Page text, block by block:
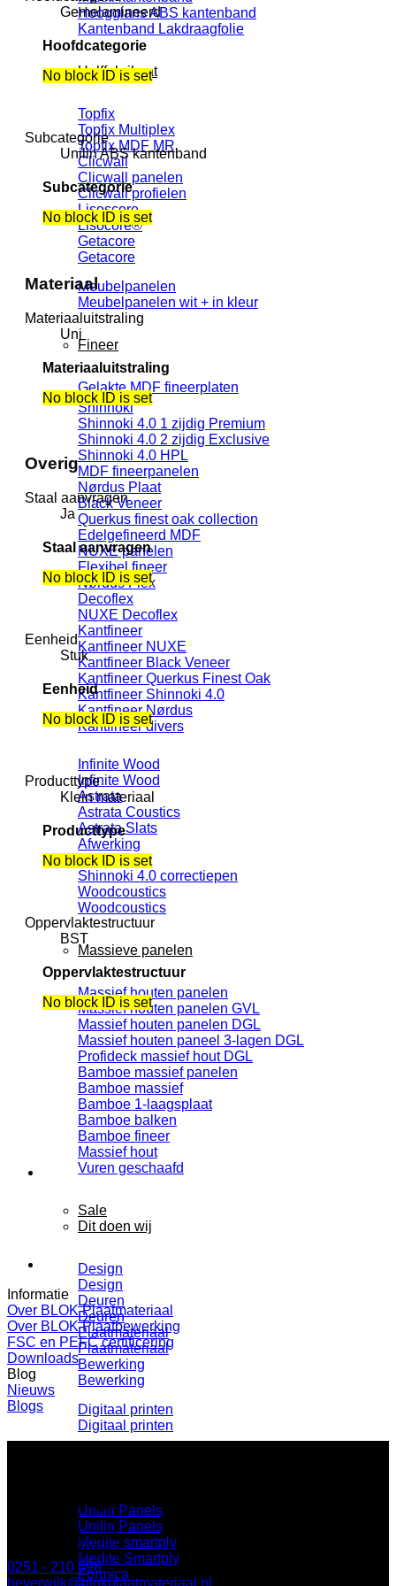
Hoogglans ABS kantenband
Kantenband Lakdraagfolie
Halffabrikaat
Topfix
Topfix Multiplex
Topfix MDF MR
Clicwall
Clicwall panelen
Clicwall profielen
Lisoscore
Lisocore®
Getacore
Getacore
Meubelpanelen
Meubelpanelen wit + in kleur
Fineer
Gelakte MDF fineerplaten
Shinnoki
Shinnoki 4.0 1 zijdig Premium
Shinnoki 4.0 2 zijdig Exclusive
Shinnoki 4.0 HPL
MDF fineerpanelen
Nørdus Plaat
Black Veneer
Querkus finest oak collection
Edelgefineerd MDF
NUXE panelen
Flexibel fineer
Nørdus Flex
Decoflex
NUXE Decoflex
Kantfineer
Kantfineer NUXE
Kantfineer Black Veneer
Kantfineer Querkus Finest Oak
Kantfineer Shinnoki 4.0
Kantfineer Nørdus
Kantfineer divers
Infinite Wood
Infinite Wood
Astrata
Astrata Coustics
Astrata Slats
Afwerking
Olie
Shinnoki 4.0 correctiepen
Woodcoustics
Woodcoustics
Massieve panelen
Massief houten panelen
Massief houten panelen GVL
Massief houten panelen DGL
Massief houten paneel 3-lagen DGL
Profideck massief hout DGL
Bamboe massief panelen
Bamboe massief
Bamboe 1-laagsplaat
Bamboe balken
Bamboe fineer
Massief hout
Vuren geschaafd
Sale
Dit doen wij
Design
Design
Deuren
Deuren
Plaatmateriaal
Plaatmateriaal
Bewerking
Bewerking
Digitaal printen
Digitaal printen
Unilin Panels
Unilin Panels
Medite smartply
Medite Smartply
Formica
Gemelamineerd
Hoofdcategorie
No block ID is set
Subcategorie
Unilin ABS kantenband
Subcategorie
No block ID is set
Materiaal
Materiaaluitstraling
Uni
Materiaaluitstraling
No block ID is set
Overig
Staal aanvragen
Ja
Staal aanvragen
No block ID is set
Eenheid
Stuk
Eenheid
No block ID is set
Producttype
Klein materiaal
Producttype
No block ID is set
Oppervlaktestructuur
BST
Oppervlaktestructuur
No block ID is set
Informatie
Over BLOK Plaatmateriaal
Over BLOK Plaatbewerking
FSC en PEFC certificering
Downloads
Blog
Nieuws
Blogs
BLOK Beverwijk
Parallelweg 122a
1948 NN Beverwijk
0251 - 210 698